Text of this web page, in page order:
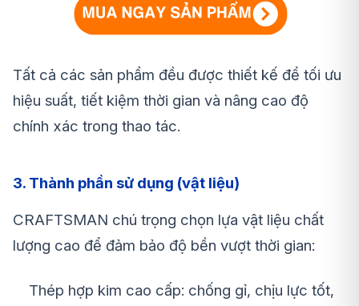
Tất cả các sản phẩm đều được thiết kế để tối ưu
hiệu suất, tiết kiệm thời gian và nâng cao độ
chính xác trong thao tác.
3. Thành phần sử dụng (vật liệu)
CRAFTSMAN chú trọng chọn lựa vật liệu chất
lượng cao để đảm bảo độ bền vượt thời gian:
Thép hợp kim cao cấp: chống gỉ, chịu lực tốt,